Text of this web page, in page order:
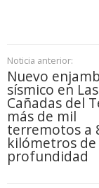
Noticia anterior:
Nuevo
sísmico en Las
Cañadas del
más de mil
terremotos a
kilómetros de
profundidad